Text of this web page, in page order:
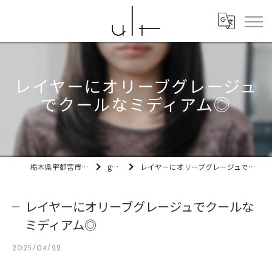
レイヤーにオリーブグレージュ
でクールなミディアム◎
栃木県宇都宮市の美容室ult gallery レイヤーにオリーブグレージュでクールなミディアム◎
レイヤーにオリーブグレージュでクールな
ミディアム◎
2025/04/22